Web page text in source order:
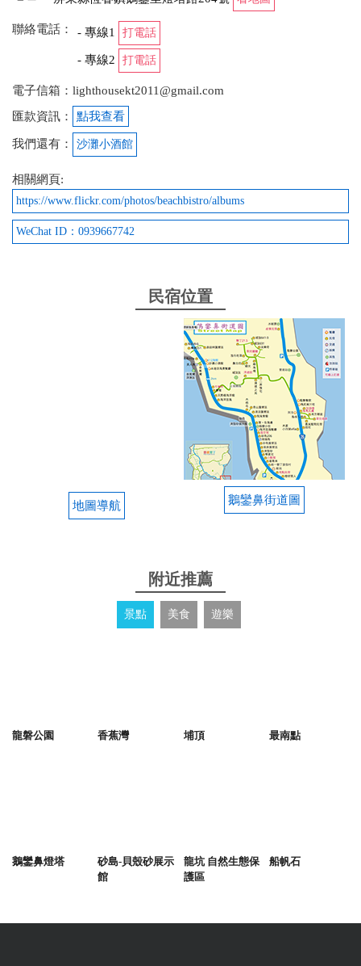
聯絡電話： - 專線1 打電話
- 專線2 打電話
電子信箱：lighthousekt2011@gmail.com
匯款資訊：
點我查看
我們還有： 沙灘小酒館
相關網頁:
https://www.flickr.com/photos/beachbistro/albums
WeChat ID：0939667742
民宿位置
地圖導航 鵝鑾鼻街道圖
附近推薦
景點 美食 遊樂
龍磐公園 香蕉灣 埔頂 最南點
鵝鑾鼻燈塔
砂島-貝殼砂展示
館
龍坑 自然生態保
護區
船帆石